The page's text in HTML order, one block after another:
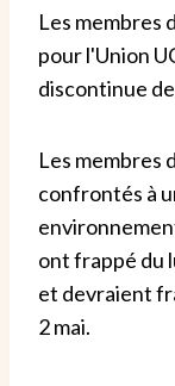
Les membres
pour l'Union
discontinue
Les membres
confrontés à
ont frappé du
et devraient
2 mai.